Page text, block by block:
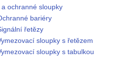
a ochranné sloupky
bariéry
řetězy
sloupky s řetězem
sloupky s tabulkou